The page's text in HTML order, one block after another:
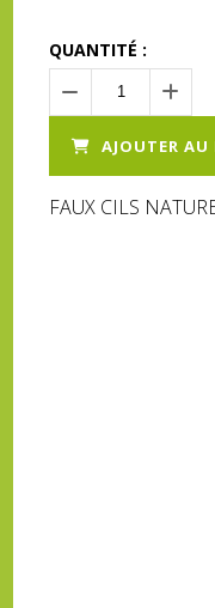
QUANTITÉ :
AJOUTER AU
FAUX CILS